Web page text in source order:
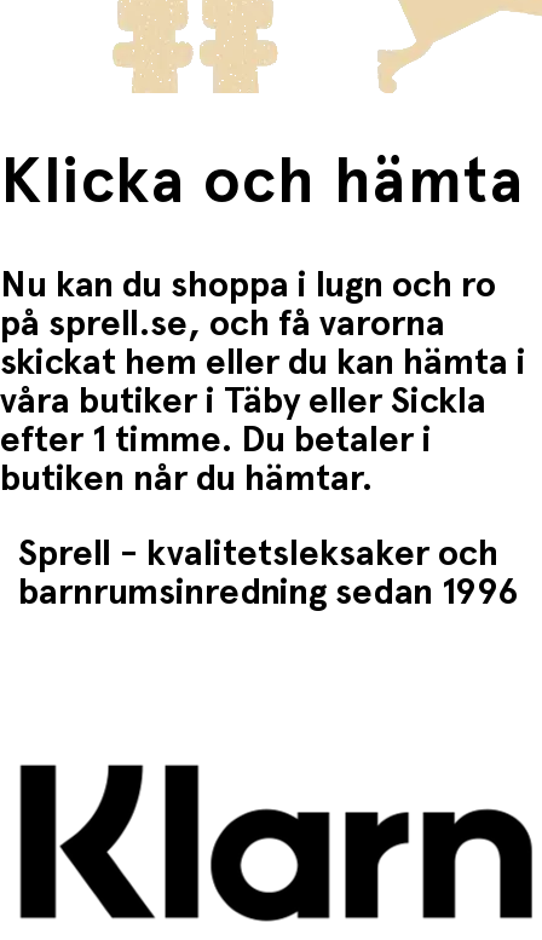
Fri frakt när du handlar för mer än 1500:-
Klicka och hämta
Nu kan du shoppa i lugn och ro
på sprell.se, och få varorna
skickat hem eller du kan hämta i
våra butiker i Täby eller Sickla
efter 1 timme. Du betaler i
butiken når du hämtar.
Sprell - kvalitetsleksaker och
barnrumsinredning sedan 1996